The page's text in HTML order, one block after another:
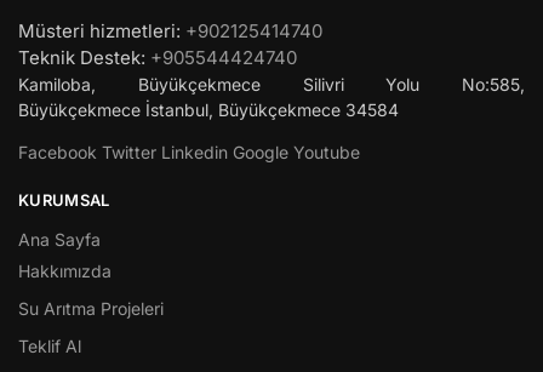
Müsteri hizmetleri: +902125414740
Teknik Destek: +905544424740
Kamiloba, Büyükçekmece Silivri Yolu No:585,
Büyükçekmece İstanbul, Büyükçekmece 34584
Facebook Twitter Linkedin Google Youtube
KURUMSAL
Ana Sayfa
Hakkımızda
Su Arıtma Projeleri
Teklif Al